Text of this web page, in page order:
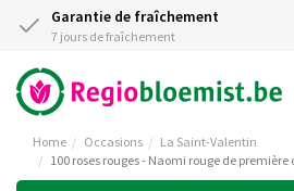
Garantie de fraîchement
7 jours de fraîchement
Home Occasions
La Saint-Valentin
100 roses rouges - Naomi rouge de